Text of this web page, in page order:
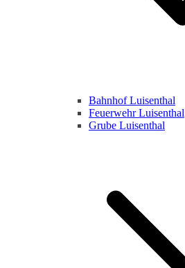
Bahnhof Luisenthal
Feuerwehr Luisenthal
Grube Luisenthal